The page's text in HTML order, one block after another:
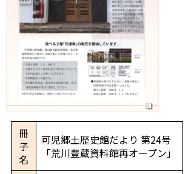
冊
子
名
可児郷土歴史館だより 第24号
「荒川豊蔵資料館再オープン」